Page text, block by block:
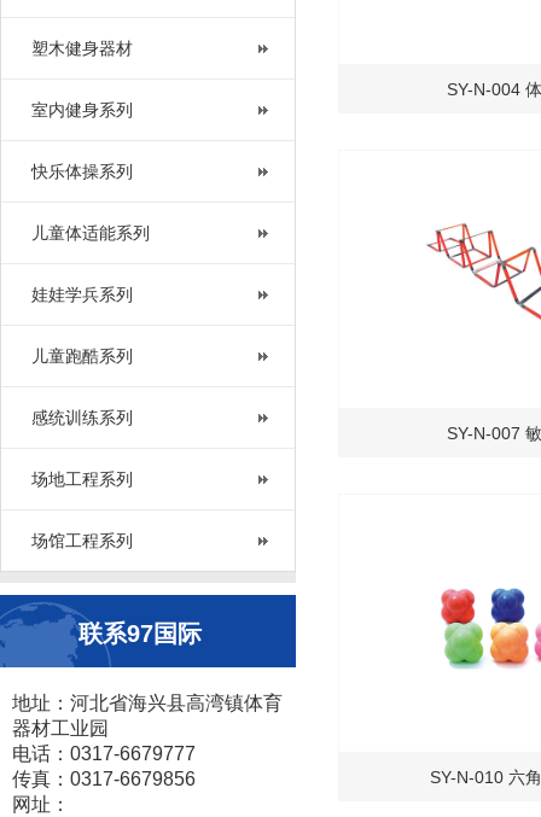
塑木健身器材
室内健身系列
快乐体操系列
儿童体适能系列
娃娃学兵系列
儿童跑酷系列
感统训练系列
场地工程系列
场馆工程系列
联系97国际
地址：河北省海兴县高湾镇体育
器材工业园
电话：0317-6679777
传真：0317-6679856
网址：
SY-N-004
SY-N-007
SY-N-010 六